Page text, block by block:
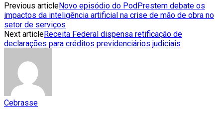
Previous articleNovo episódio do PodPrestem debate os
impactos da inteligência artificial na crise de mão de obra no
setor de serviços
Next articleReceita Federal dispensa retificação de
declarações para créditos previdenciários judiciais
Cebrasse